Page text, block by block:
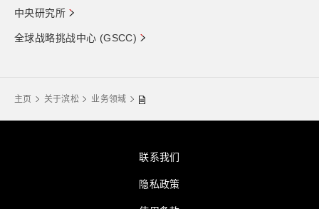
中央研究所
全球战略挑战中心 (GSCC)
主页 关于滨松 业务领域
联系我们
隐私政策